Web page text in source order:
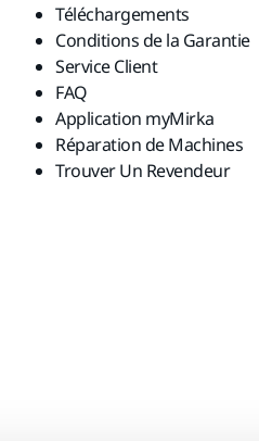
Téléchargements
Conditions de la Garantie
Service Client
FAQ
Application myMirka
Réparation de Machines
Trouver Un Revendeur